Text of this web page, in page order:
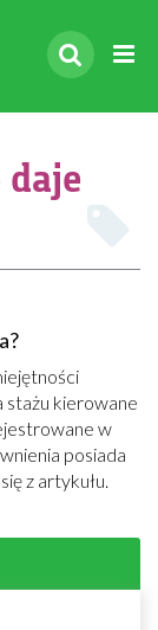
daje
kierowane
w
posiada
z artykułu.